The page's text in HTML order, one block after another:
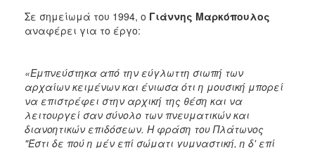
Σε σημείωμά του 1994, ο Γιάννης Μαρκόπουλος
αναφέρει για το έργο:
«Εμπνεύστηκα από την εύγλωττη σιωπή των
αρχαίων κειμένων και ένιωσα ότι η μουσική μπορεί
να επιστρέφει στην αρχική της θέση και να
λειτουργεί σαν σύνολο των πνευματικών και
διανοητικών επιδόσεων. Η φράση του Πλάτωνος
"Έστι δε πού η μέν επί σώματι γυμναστική, η δ' επί